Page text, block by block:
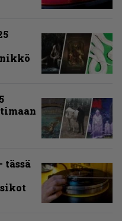
tässä